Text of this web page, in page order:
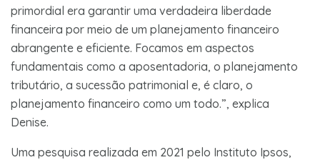
primordial era garantir uma verdadeira liberdade
financeira por meio de um planejamento financeiro
abrangente e eficiente. Focamos em aspectos
fundamentais como a aposentadoria, o planejamento
tributário, a sucessão patrimonial e, é claro, o
planejamento financeiro como um todo.”, explica
Denise.
Uma pesquisa realizada em 2021 pelo Instituto Ipsos,